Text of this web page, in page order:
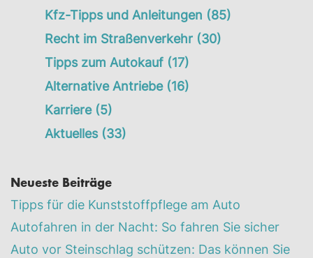
Kfz-Tipps und Anleitungen (85)
Recht im Straßenverkehr (30)
Tipps zum Autokauf (17)
Alternative Antriebe (16)
Karriere (5)
Aktuelles (33)
Neueste Beiträge
Tipps für die Kunststoffpflege am Auto
Autofahren in der Nacht: So fahren Sie sicher
Auto vor Steinschlag schützen: Das können Sie